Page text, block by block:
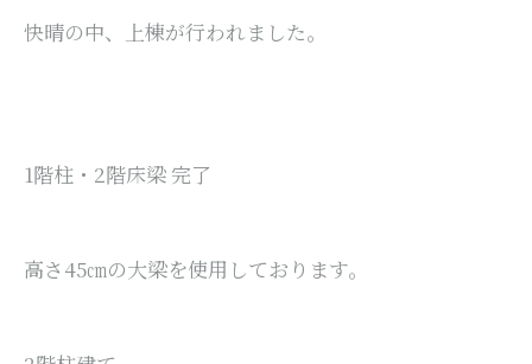
快晴の中、上棟が行われました。
1階柱・2階床梁 完了
高さ45㎝の大梁を使用しております。